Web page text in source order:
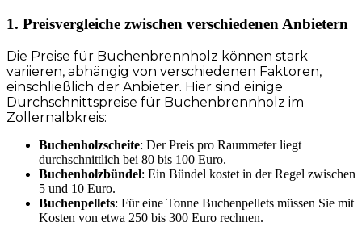
1. Preisvergleiche zwischen verschiedenen Anbietern
Die Preise für Buchenbrennholz können stark
variieren, abhängig von verschiedenen Faktoren,
einschließlich der Anbieter. Hier sind einige
Durchschnittspreise für Buchenbrennholz im
Zollernalbkreis:
Buchenholzscheite: Der Preis pro Raummeter liegt
durchschnittlich bei 80 bis 100 Euro.
Buchenholzbündel: Ein Bündel kostet in der Regel zwischen
5 und 10 Euro.
Buchenpellets: Für eine Tonne Buchenpellets müssen Sie mit
Kosten von etwa 250 bis 300 Euro rechnen.